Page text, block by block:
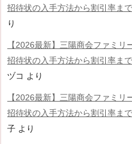
招待状の入手方法から割引率ま
り
【2026最新】三陽商会ファミリ
招待状の入手方法から割引率ま
ヅコ より
【2026最新】三陽商会ファミリ
招待状の入手方法から割引率ま
子 より